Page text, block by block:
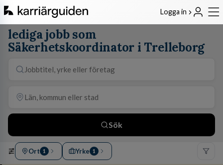
Logga in
lediga jobb som
Säkerhetskoordinator i Trelleborg
Sök
Ort 1 Yrke 1